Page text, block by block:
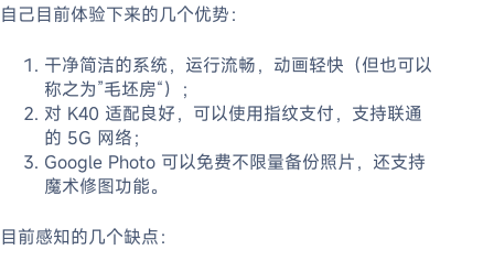
自己目前体验下来的几个优势：
干净简洁的系统，运行流畅，动画轻快（但也可以
称之为”毛坯房“）；
对 K40 适配良好，可以使用指纹支付，支持联通
的 5G 网络；
Google Photo 可以免费不限量备份照片，还支持
魔术修图功能。
目前感知的几个缺点：